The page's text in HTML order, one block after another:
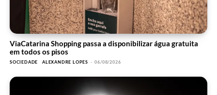
ViaCatarina Shopping passa a disponibilizar água gratuita
em todos os pisos
SOCIEDADE ALEXANDRE LOPES - 06/08/2026